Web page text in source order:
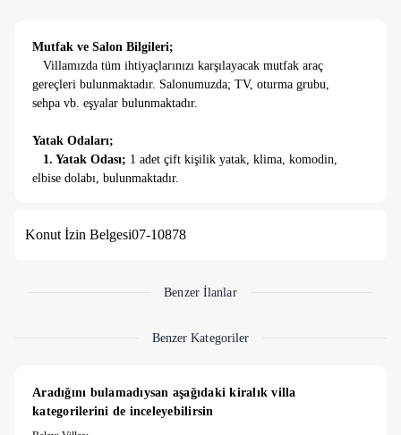
Mutfak ve Salon Bilgileri;
Villamızda tüm ihtiyaçlarınızı karşılayacak mutfak araç
gereçleri bulunmaktadır. Salonumuzda; TV, oturma grubu,
sehpa vb. eşyalar bulunmaktadır.
Yatak Odaları;
1. Yatak Odası; 1 adet çift kişilik yatak, klima, komodin,
elbise dolabı, bulunmaktadır.
Villamızda, 3.5 * 8 metre ebatlarında 1,50 metre
herhangi bir hasar tespit edilmediği taktirde nakit olarak
Giriş ve Çıkış Saatleri;
Tüm Villalarımıza giriş saati öğleden sonra 16:00 olup, çıkış
Konut İzin Belgesi07-10878
Benzer İlanlar
Benzer Kategoriler
Aradığını bulamadıysan aşağıdaki kiralık villa
kategorilerini de inceleyebilirsin